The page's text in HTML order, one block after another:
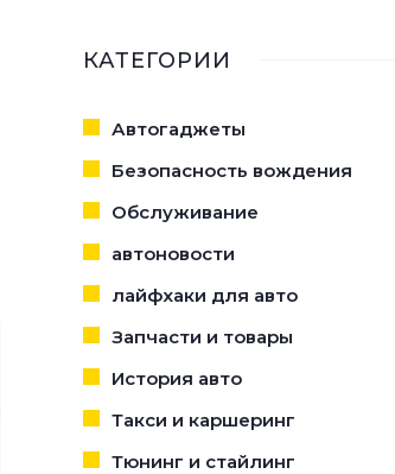
КАТЕГОРИИ
Автогаджеты
Безопасность вождения
Обслуживание
автоновости
лайфхаки для авто
Запчасти и товары
История авто
Такси и каршеринг
Тюнинг и стайлинг